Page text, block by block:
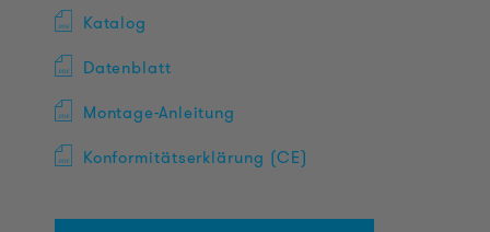
Katalog
Datenblatt
Montage-Anleitung
Konformitätserklärung (CE)